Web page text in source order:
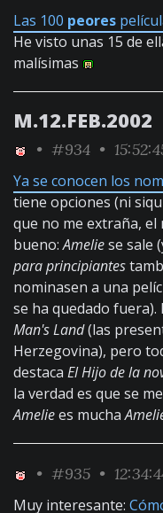
Las 100 peores
He visto unas 15 de
malísimas
M.12.FEB.2002
• #934 •
Ya se conocen los
tiene opciones (ni
que no me extraña,
bueno:Ameliese sale
para principiantes
nominasen a una
se ha quedado
Man's Land(las
Herzegovina), pero
destaca El Hijo de la
la verdad es que se
Ameliees mucha
• #935 •
Muy interesante: